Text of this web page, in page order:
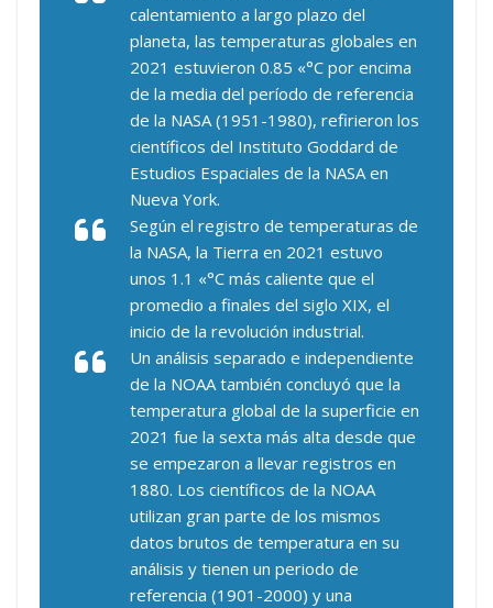
calentamiento a largo plazo del
planeta, las temperaturas globales en
2021 estuvieron 0.85 «°C por encima
de la media del período de referencia
de la NASA (1951-1980), refirieron los
científicos del Instituto Goddard de
Estudios Espaciales de la NASA en
Nueva York.
Según el registro de temperaturas de
la NASA, la Tierra en 2021 estuvo
unos 1.1 «°C más caliente que el
promedio a finales del siglo XIX, el
inicio de la revolución industrial.
Un análisis separado e independiente
de la NOAA también concluyó que la
temperatura global de la superficie en
2021 fue la sexta más alta desde que
se empezaron a llevar registros en
1880. Los científicos de la NOAA
utilizan gran parte de los mismos
datos brutos de temperatura en su
análisis y tienen un periodo de
referencia (1901-2000) y una